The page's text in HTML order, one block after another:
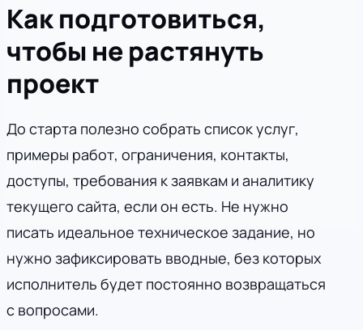
Как подготовиться,
чтобы не растянуть
проект
До старта полезно собрать список услуг,
примеры работ, ограничения, контакты,
доступы, требования к заявкам и аналитику
текущего сайта, если он есть. Не нужно
писать идеальное техническое задание, но
нужно зафиксировать вводные, без которых
исполнитель будет постоянно возвращаться
с вопросами.